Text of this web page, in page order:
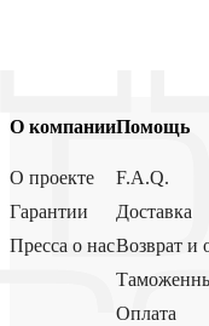
О компании
О проекте
Гарантии
Пресса о нас
Помощь
F.A.Q.
Доставка
Возврат и
Оплата